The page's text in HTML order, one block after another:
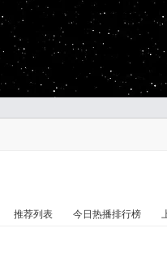
推荐列表 今日热播排行榜